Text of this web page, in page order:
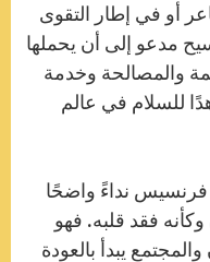
أو في إطار التقوى
مدعو إلى أن يحملها
والمصالحة وخدمة
للسلام في عالم
فرنسيس نداءً واضحًا
فقد قلبه. فهو
يبدأ بالعودة